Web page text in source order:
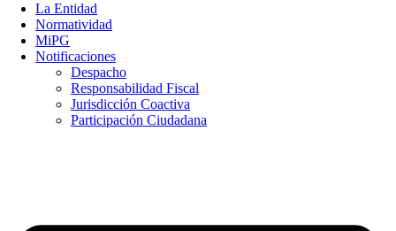
La Entidad
Normatividad
MiPG
Notificaciones
Despacho
Responsabilidad Fiscal
Jurisdicción Coactiva
Participación Ciudadana